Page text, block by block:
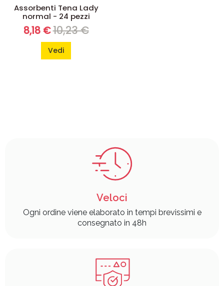
Assorbenti Tena Lady
normal - 24 pezzi
8,18 €10,23 €
Vedi
Veloci
Ogni ordine viene elaborato in tempi brevissimi e
consegnato in 48h